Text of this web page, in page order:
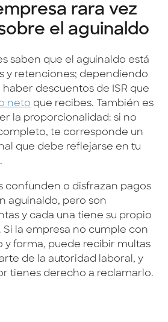
rara vez
el aguinaldo
saben que el aguinaldo está
y retenciones; dependiendo
descuentos de ISR que
neto que recibes. También es
la proporcionalidad: si no
te corresponde un
que debe reflejarse en tu
confunden o disfrazan pagos
aguinaldo, pero son
y cada una tiene su propio
la empresa no cumple con
y forma, puede recibir multas
de la autoridad laboral, y
tienes derecho a reclamarlo.